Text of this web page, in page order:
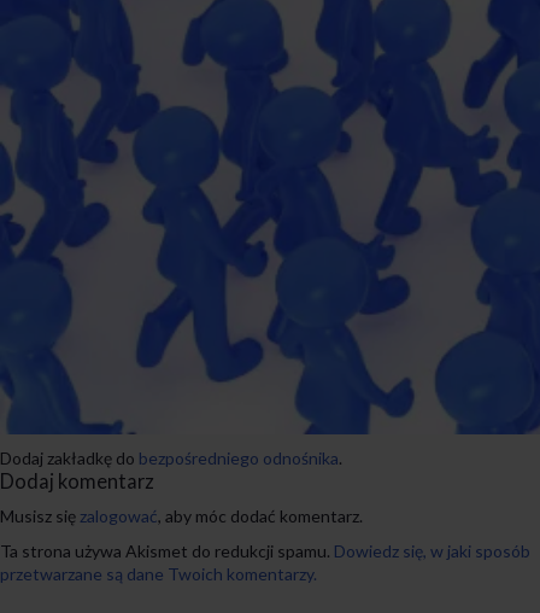
Dodaj zakładkę do bezpośredniego odnośnika.
Dodaj komentarz
Musisz się zalogować, aby móc dodać komentarz.
Ta strona używa Akismet do redukcji spamu. Dowiedz się, w jaki sposób
przetwarzane są dane Twoich komentarzy.